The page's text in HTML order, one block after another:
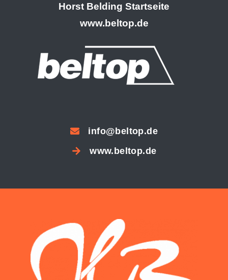
Horst Belding Startseite
www.beltop.de
info@beltop.de
www.beltop.de